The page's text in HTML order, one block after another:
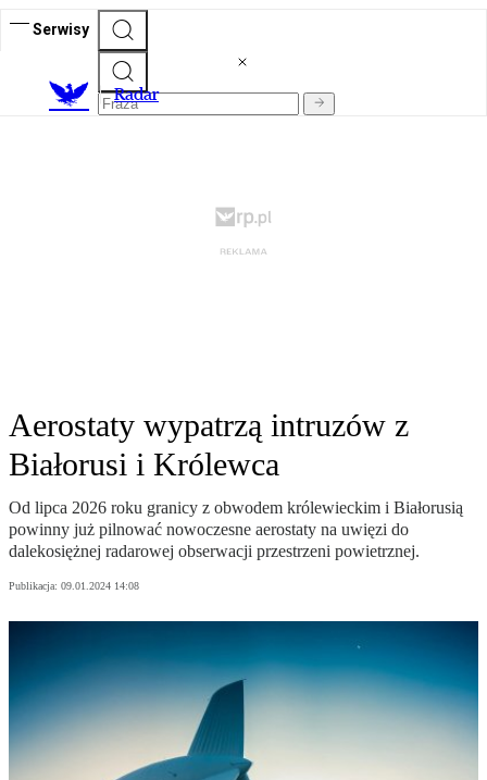
Serwisy
Radar
Aerostaty wypatrzą intruzów z
Białorusi i Królewca
Od lipca 2026 roku granicy z obwodem królewieckim i Białorusią
powinny już pilnować nowoczesne aerostaty na uwięzi do
dalekosiężnej radarowej obserwacji przestrzeni powietrznej.
Publikacja: 09.01.2024 14:08